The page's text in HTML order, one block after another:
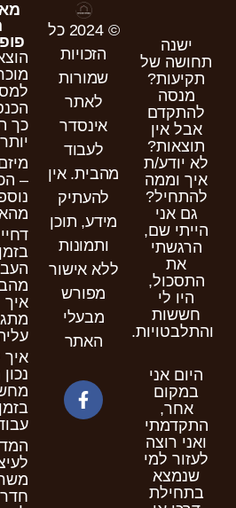
© 2024 כל
הזכויות
שמורות
לאתר
אינסדר
לעבוד
מהבית. אין
להעתיק
מידע, תוכן
ותמונות
ללא אישור
מפורש
מבעלי
האתר
כך
יותר
–
בזמן
איך
בזמן
ישנה
תחושה של
תקיעות?
מנסה
להתקדם
אבל אין
תוצאות?
לא יודע/ת
איך וממה
להתחיל?
גם אני
הייתי שם,
הרגשתי
את
התסכול,
היו לי
חששות
והתלבטויות.
היום אני
במקום
אחר,
התקדמתי
ואני רוצה
לעזור למי
שנמצא
בתחילת